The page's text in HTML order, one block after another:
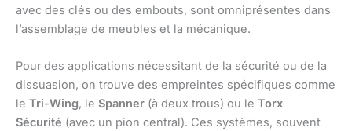
avec des clés ou des embouts, sont omniprésentes dans
l’assemblage de meubles et la mécanique.
Pour des applications nécessitant de la sécurité ou de la
dissuasion, on trouve des empreintes spécifiques comme
le Tri-Wing, le Spanner (à deux trous) ou le Torx
Sécurité (avec un pion central). Ces systèmes, souvent